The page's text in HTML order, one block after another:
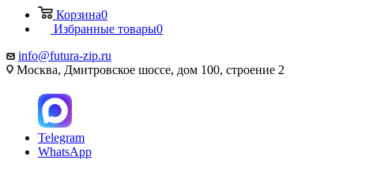
Корзина0
Избранные товары0
info@futura-zip.ru
Москва, Дмитровское шоссе, дом 100, строение 2
Telegram
WhatsApp